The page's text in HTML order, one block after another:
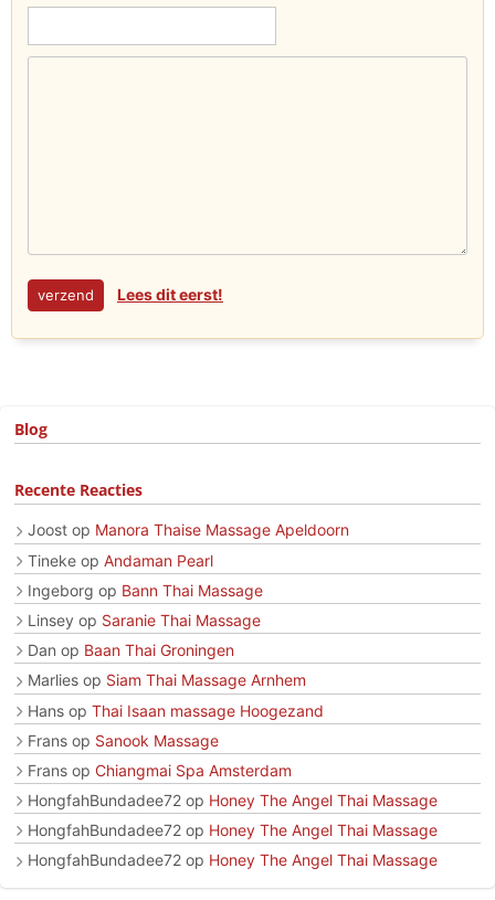
Lees dit eerst!
Blog
Recente Reacties
Joost op Manora Thaise Massage Apeldoorn
Tineke op Andaman Pearl
Ingeborg op Bann Thai Massage
Linsey op Saranie Thai Massage
Dan op Baan Thai Groningen
Marlies op Siam Thai Massage Arnhem
Hans op Thai Isaan massage Hoogezand
Frans op Sanook Massage
Frans op Chiangmai Spa Amsterdam
HongfahBundadee72 op Honey The Angel Thai Massage
HongfahBundadee72 op Honey The Angel Thai Massage
HongfahBundadee72 op Honey The Angel Thai Massage